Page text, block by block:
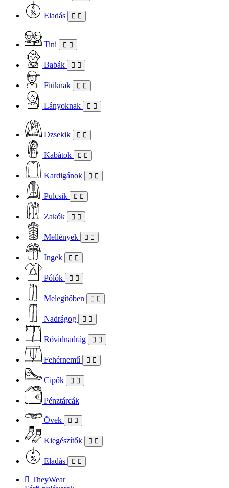
Eladás
Tini
Babák
Fiúknak
Lányoknak
Dzsekik
Kabátok
Kardigánok
Pulcsik
Zakók
Mellények
Ingek
Pólók
Melegítőben
Nadrágog
Rövidnadrág
Fehérnemű
Cipők
Pénztárcák
Övek
Kiegészítők
Eladás
TheyWear